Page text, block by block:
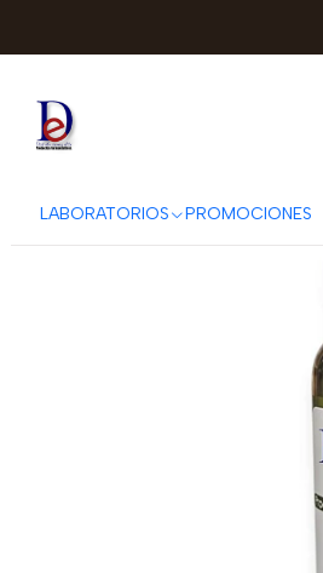
LABORATORIOS PROMOCIONES